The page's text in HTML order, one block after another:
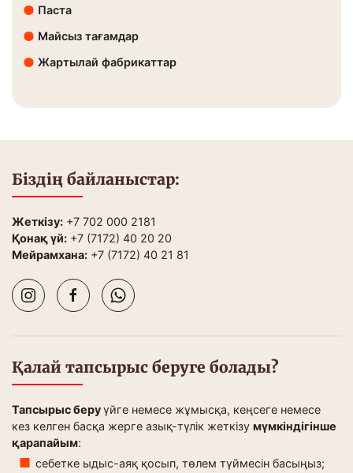
Паста
Майсыз тағамдар
Жартылай фабрикаттар
Біздің байланыстар:
Жеткізу: +7 702 000 2181
Қонақ үй: +7 (7172) 40 20 20
Мейрамхана: +7 (7172) 40 21 81
Қалай тапсырыс беруге болады?
Тапсырыс беруүйге немесе жұмысқа, кеңсеге немесе
кез келген басқа жерге азық-түлік жеткізу мүмкіндігінше
қарапайым:
себетке ыдыс-аяқ қосып, төлем түймесін басыңыз;